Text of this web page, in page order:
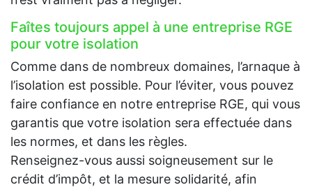
Faîtes toujours appel à une entreprise RGE
pour votre isolation
Comme dans de nombreux domaines, l’arnaque à
l’isolation est possible. Pour l’éviter, vous pouvez
faire confiance en notre entreprise RGE, qui vous
garantis que votre isolation sera effectuée dans
les normes, et dans les règles.
Renseignez-vous aussi soigneusement sur le
crédit d’impôt, et la mesure solidarité, afin